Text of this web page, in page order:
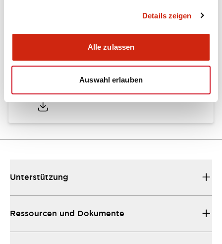
Details zeigen
Alle zulassen
Auswahl erlauben
Unterstützung
Ressourcen und Dokumente